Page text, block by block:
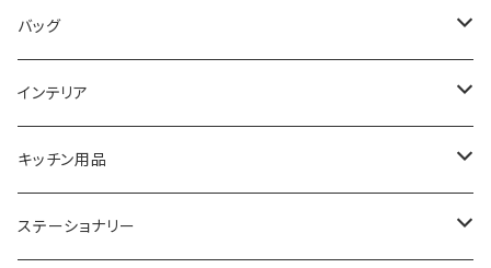
COGU
GAGA MILANO
CACTUS
TIMEX
DIESEL
MICHAEL KORS
NO BRAND
TRANSNUMBER
SAAMA HOMME
ARNOLD PALMER
MICHAEL KORS
TIFFANY&CO
FOLLI FOLLIE
POLICE
PAUL HEWITT
DAKS
栃木レザー
NIKE
DUNHILL
バッグ
MANHATTAN PORTAGE
United HOMME
RODANIA
インテリア
CRYSTOCRAFT
SEIKO
キッチン用品
I'mD
ステーショナリー